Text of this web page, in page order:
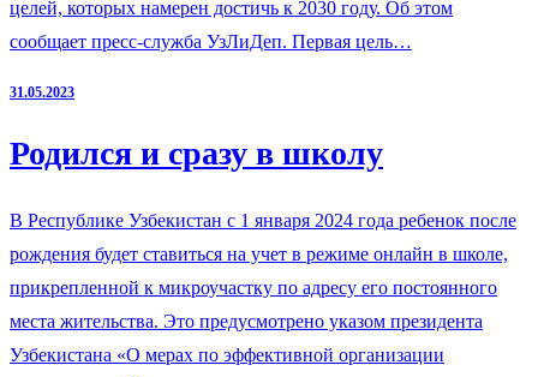
целей, которых намерен достичь к 2030 году. Об этом
сообщает пресс-служба УзЛиДеп. Первая цель…
31.05.2023
Родился и сразу в школу
В Республике Узбекистан с 1 января 2024 года ребенок после
рождения будет ставиться на учет в режиме онлайн в школе,
прикрепленной к микроучастку по адресу его постоянного
места жительства. Это предусмотрено указом президента
Узбекистана «О мерах по эффективной организации